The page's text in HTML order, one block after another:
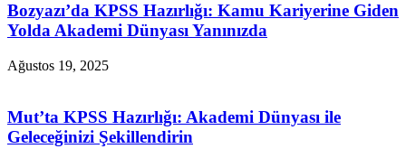
Bozyazı’da KPSS Hazırlığı: Kamu Kariyerine Giden
Yolda Akademi Dünyası Yanınızda
Ağustos 19, 2025
Mut’ta KPSS Hazırlığı: Akademi Dünyası ile
Geleceğinizi Şekillendirin